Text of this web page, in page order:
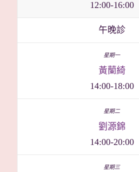
12:00-16:00
午晚診
黃蘭綺
14:00-18:00
劉源錦
14:00-20:00